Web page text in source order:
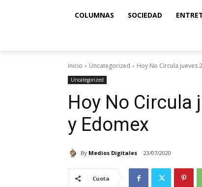
COLUMNAS SOCIEDAD
Inicio Uncategorized Hoy No Circula jueves
Uncategorized
Hoy No Circula
y Edomex
By Medios Digitales 23/07/2020
Cuota